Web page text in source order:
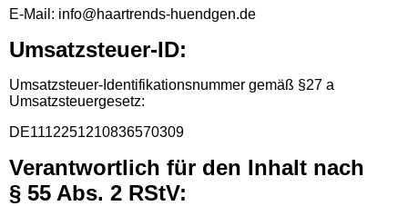
E-Mail: info@haartrends-huendgen.de
Umsatzsteuer-ID:
Umsatzsteuer-Identifikationsnummer gemäß §27 a
Umsatzsteuergesetz:
DE1112251210836570309
Verantwortlich für den Inhalt nach
§ 55 Abs. 2 RStV: